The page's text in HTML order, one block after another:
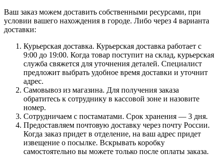
Ваш заказ можем доставить собственными ресурсами, при
условии вашего нахождения в городе. Либо через 4 варианта
доставки:
Курьерская доставка. Курьерская доставка работает с
9:00 до 19:00. Когда товар поступит на склад, курьерская
служба свяжется для уточнения деталей. Специалист
предложит выбрать удобное время доставки и уточнит
адрес.
Самовывоз из магазина. Для получения заказа
обратитесь к сотруднику в кассовой зоне и назовите
номер.
Сотрудничаем с постаматами. Срок хранения — 3 дня.
Предоставляем почтовую доставку через почту России.
Когда заказ придет в отделение, на ваш адрес придет
извещение о посылке. Вскрывать коробку
самостоятельно вы можете только после оплаты заказа.